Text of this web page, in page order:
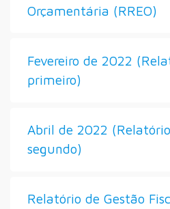
Orçamentária (RREO)
Fevereiro de 2022
primeiro)
Abril de 2022
segundo)
Relatório de Gestão